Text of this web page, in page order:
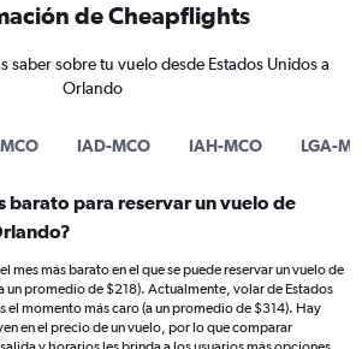
de Cheapflights
saber sobre tu vuelo desde Estados Unidos a
Orlando
IAD-MCO IAH-MCO LGA-
barato para reservar un vuelo de
mes más barato en el que se puede reservar un vuelo de
un promedio de $218). Actualmente, volar de Estados
el momento más caro (a un promedio de $314). Hay
en el precio de un vuelo, por lo que comparar